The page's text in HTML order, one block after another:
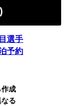
選手
予約
成
る